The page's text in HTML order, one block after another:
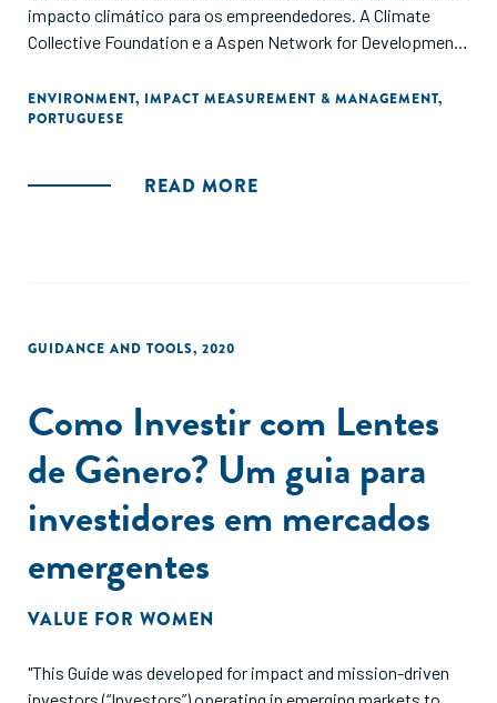
impacto climático para os empreendedores. A Climate
Collective Foundation e a Aspen Network for Development
SGBs, investidores de impacto e ESOs uma lista
consolidada de ferramentas e frameworks disponíveis para
como selecionar os recursos mais adequados com base em
ENVIRONMENT, IMPACT MEASUREMENT & MANAGEMENT,
PORTUGUESE
READ MORE
GUIDANCE AND TOOLS, 2020
Como Investir com Lentes
de Gênero? Um guia para
investidores em mercados
emergentes
VALUE FOR WOMEN
"This Guide was developed for impact and mission-driven